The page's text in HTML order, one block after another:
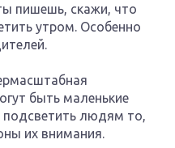
пишешь, скажи, что
утром. Особенно
быть маленькие
людям то,
их внимания.